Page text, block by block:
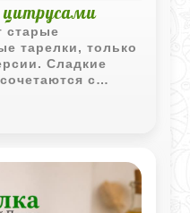
старые
тарелки, только
Сладкие
с
вкус мягким